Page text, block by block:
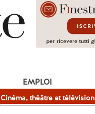
Cinéma, théâtre et télévision
EMPLOI